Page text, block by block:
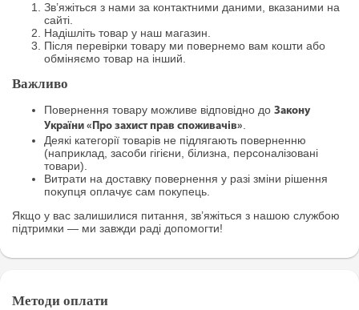
Зв’яжіться з нами за контактними даними, вказаними на
сайті.
Надішліть товар у наш магазин.
Після перевірки товару ми повернемо вам кошти або
обміняємо товар на інший.
Важливо
Повернення товару можливе відповідно до Закону
України «Про захист прав споживачів».
Деякі категорії товарів не підлягають поверненню
(наприклад, засоби гігієни, білизна, персоналізовані
товари).
Витрати на доставку повернення у разі зміни рішення
покупця оплачує сам покупець.
Якщо у вас залишилися питання, зв’яжіться з нашою службою
підтримки — ми завжди раді допомогти!
Методи оплати